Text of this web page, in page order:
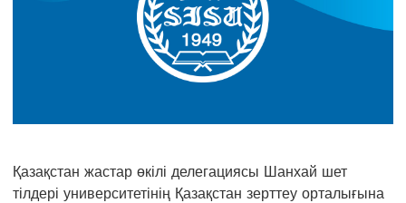
Қазақстан жастар өкілі делегациясы Шанхай шет
тілдері университетінің Қазақстан зерттеу орталығына